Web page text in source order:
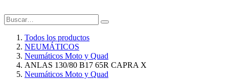
Todos los productos
NEUMÁTICOS
Neumáticos Moto y Quad
ANLAS 130/80 B17 65R CAPRA X
Neumáticos Moto y Quad